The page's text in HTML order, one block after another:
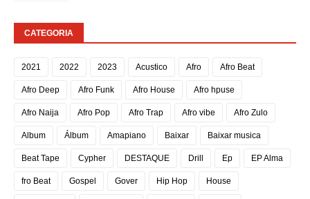
CATEGORIA
2021 2022 2023 Acustico Afro Afro Beat
Afro Deep Afro Funk Afro House Afro hpuse
Afro Naija Afro Pop Afro Trap Afro vibe Afro Zulo
Album Álbum Amapiano Baixar Baixar musica
Beat Tape Cypher DESTAQUE Drill Ep EP Alma
fro Beat Gospel Gover Hip Hop House